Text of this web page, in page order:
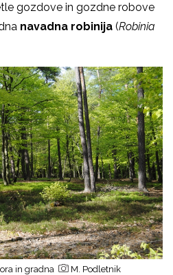
gozdove in gozdne robove
navadna robinija (Robinia
in gradna M. Podletnik